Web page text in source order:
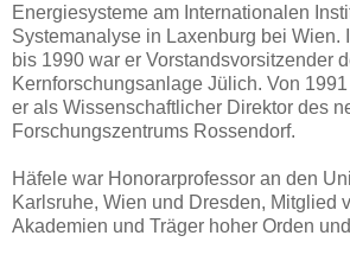
Energiesysteme am Internationalen
Systemanalyse in Laxenburg bei Wien.
bis 1990 war er Vorstandsvorsitzender
Kernforschungsanlage Jülich. Von
er als Wissenschaftlicher Direktor des
Forschungszentrums Rossendorf.
Häfele war Honorarprofessor an den
Karlsruhe, Wien und Dresden, Mitglied
Akademien und Träger hoher Orden